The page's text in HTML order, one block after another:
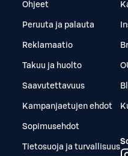
Ohjeet
Peruuta ja palauta
Reklamaatio
Takuu ja huolto
Saavutettavuus
Kampanjaetujen ehdot
Sopimusehdot
Tietosuoja ja turvallisuus